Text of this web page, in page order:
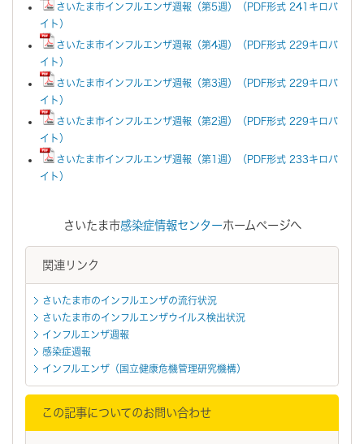
さいたま市インフルエンザ週報（第5週）（PDF形式 241キロバ
イト）
さいたま市インフルエンザ週報（第4週）（PDF形式 229キロバ
イト）
さいたま市インフルエンザ週報（第3週）（PDF形式 229キロバ
イト）
さいたま市インフルエンザ週報（第2週）（PDF形式 229キロバ
イト）
さいたま市インフルエンザ週報（第1週）（PDF形式 233キロバ
イト）
さいたま市感染症情報センターホームページへ
関連リンク
さいたま市のインフルエンザの流行状況
さいたま市のインフルエンザウイルス検出状況
インフルエンザ週報
感染症週報
インフルエンザ（国立健康危機管理研究機構）
この記事についてのお問い合わせ